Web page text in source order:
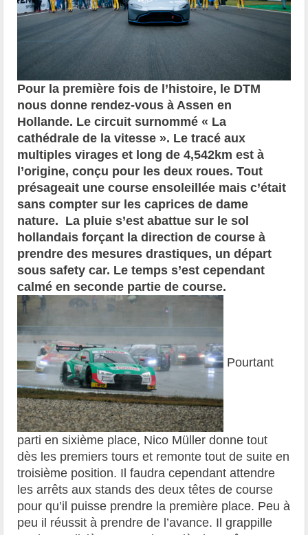
Pour la première fois de l’histoire, le DTM
nous donne rendez-vous à Assen en
Hollande. Le circuit surnommé « La
cathédrale de la vitesse ». Le tracé aux
multiples virages et long de 4,542km est à
l’origine, conçu pour les deux roues. Tout
présageait une course ensoleillée mais c’était
sans compter sur les caprices de dame
nature. La pluie s’est abattue sur le sol
hollandais forçant la direction de course à
prendre des mesures drastiques, un départ
sous safety car. Le temps s’est cependant
calmé en seconde partie de course.
Pourtant
parti en sixième place, Nico Müller donne tout
dès les premiers tours et remonte tout de suite en
troisième position. Il faudra cependant attendre
les arrêts aux stands des deux têtes de course
pour qu’il puisse prendre la première place. Peu à
peu il réussit à prendre de l’avance. Il grappille